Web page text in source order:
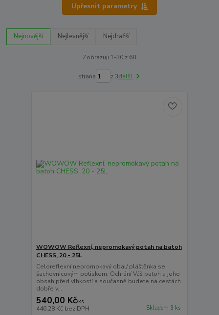
Upřesnit parametry
Nejnovější Nejlevnější Nejdražší
Zobrazuji 1-30 z 68
strana z 3další
WOWOW Reflexní, nepromokavý potah na batoh
CHESS, 20 - 25L
Celoreflexní nepromokavý obal/ pláštěnka se
šachovnicovým potiskem. Ochrání Váš batoh a jeho
obsah před vlhkostí a současně budete na cestách
dobře v...
540,00 Kč/ks
446,28 Kč bez DPH Skladem 3 ks